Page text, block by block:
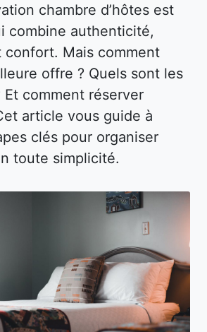
chambre d’hôtes est
combine authenticité,
confort. Mais comment
offre ? Quels sont les
Et comment réserver
article vous guide à
clés pour organiser
toute simplicité.